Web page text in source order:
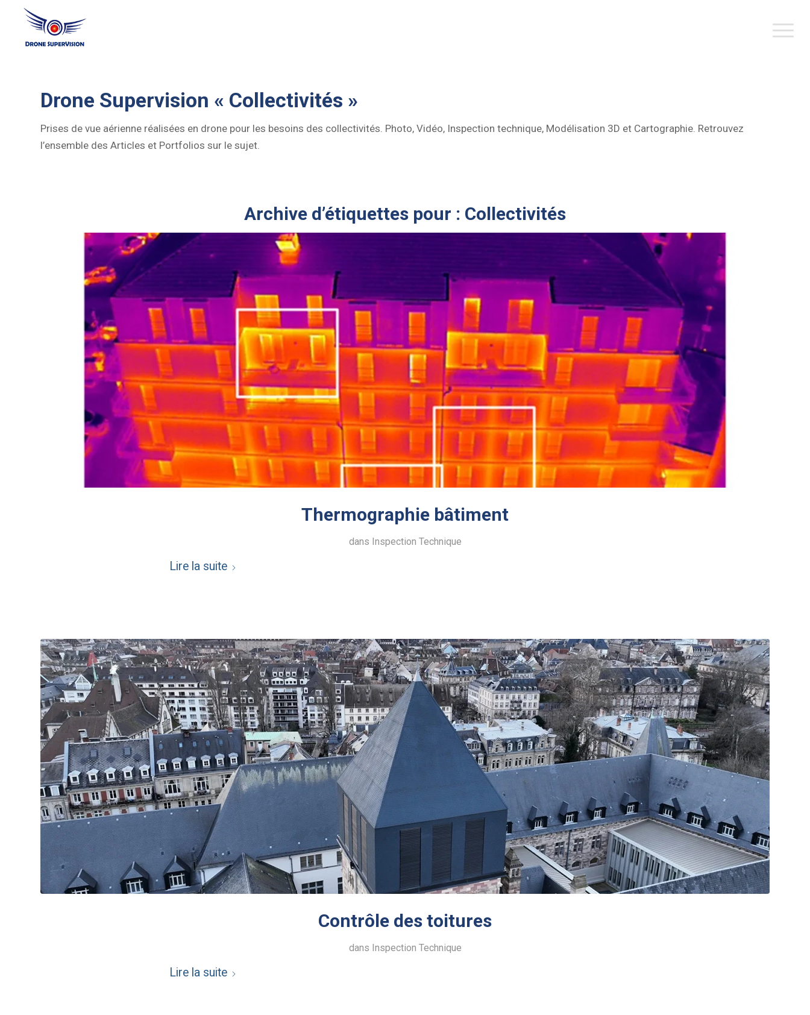
Drone Supervision « Collectivités »
Prises de vue aérienne réalisées en drone pour les besoins des collectivités. Photo, Vidéo, Inspection technique, Modélisation 3D et Cartographie. Retrouvez
l’ensemble des Articles et Portfolios sur le sujet.
Archive d’étiquettes pour : Collectivités
Thermographie bâtiment
dans Inspection Technique
Lire la suite
Contrôle des toitures
dans Inspection Technique
Lire la suite